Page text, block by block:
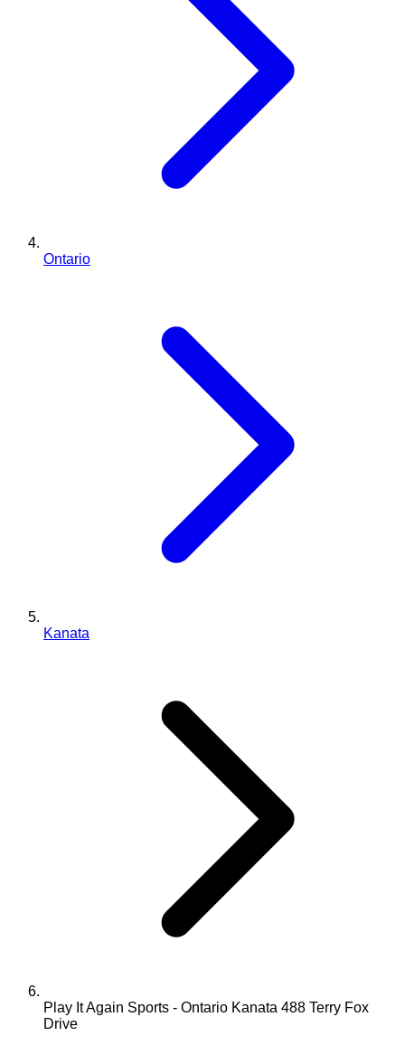
Ontario
Kanata
Play It Again Sports - Ontario Kanata 488 Terry Fox
Drive